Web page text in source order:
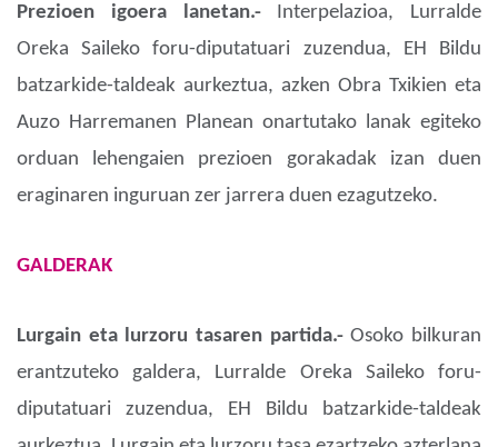
Prezioen igoera lanetan.- Interpelazioa, Lurralde
Oreka Saileko foru-diputatuari zuzendua, EH Bildu
batzarkide-taldeak aurkeztua, azken Obra Txikien eta
Auzo Harremanen Planean onartutako lanak egiteko
orduan lehengaien prezioen gorakadak izan duen
eraginaren inguruan zer jarrera duen ezagutzeko.
GALDERAK
Lurgain eta lurzoru tasaren partida.-Osoko bilkuran
erantzuteko galdera, Lurralde Oreka Saileko foru-
diputatuari zuzendua, EH Bildu batzarkide-taldeak